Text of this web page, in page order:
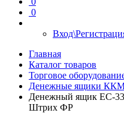
0
Главная
Каталог товаров
Торговое
Денежные ящики
Денежный ящик EC-
Штрих ФР